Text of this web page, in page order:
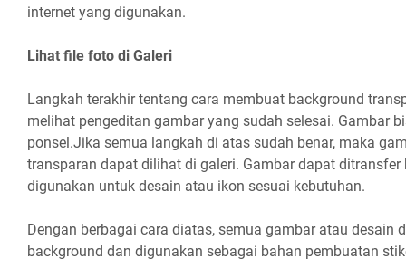
internet yang digunakan.
Lihat file foto di Galeri
Langkah terakhir tentang cara membuat background
melihat pengeditan gambar yang sudah selesai. Gambar
ponsel.Jika semua langkah di atas sudah benar, maka
transparan dapat dilihat di galeri. Gambar dapat
digunakan untuk desain atau ikon sesuai kebutuhan.
Dengan berbagai cara diatas, semua gambar atau desain
background dan digunakan sebagai bahan pembuatan